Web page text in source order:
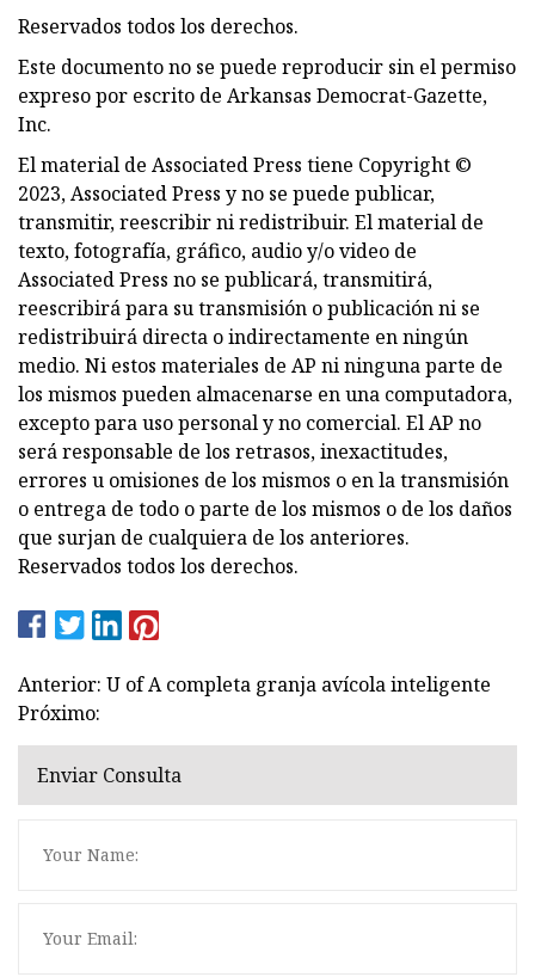
Reservados todos los derechos.
Este documento no se puede reproducir sin el permiso
expreso por escrito de Arkansas Democrat-Gazette,
Inc.
El material de Associated Press tiene Copyright ©
2023, Associated Press y no se puede publicar,
transmitir, reescribir ni redistribuir. El material de
texto, fotografía, gráfico, audio y/o video de
Associated Press no se publicará, transmitirá,
reescribirá para su transmisión o publicación ni se
redistribuirá directa o indirectamente en ningún
medio. Ni estos materiales de AP ni ninguna parte de
los mismos pueden almacenarse en una computadora,
excepto para uso personal y no comercial. El AP no
será responsable de los retrasos, inexactitudes,
errores u omisiones de los mismos o en la transmisión
o entrega de todo o parte de los mismos o de los daños
que surjan de cualquiera de los anteriores.
Reservados todos los derechos.
Anterior: U of A completa granja avícola inteligente
Próximo:
Enviar Consulta